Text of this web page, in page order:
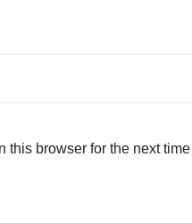
browser for the next